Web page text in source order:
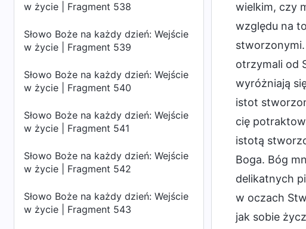
w życie | Fragment 538
Słowo Boże na każdy dzień: Wejście
w życie | Fragment 539
Słowo Boże na każdy dzień: Wejście
w życie | Fragment 540
Słowo Boże na każdy dzień: Wejście
w życie | Fragment 541
Słowo Boże na każdy dzień: Wejście
w życie | Fragment 542
Słowo Boże na każdy dzień: Wejście
w życie | Fragment 543
wielkim, czy
względu na
stworzonymi.
otrzymali od
wyróżniają
istot
cię
istotą
Boga. Bóg
delikatnych
w oczach
jak sobie